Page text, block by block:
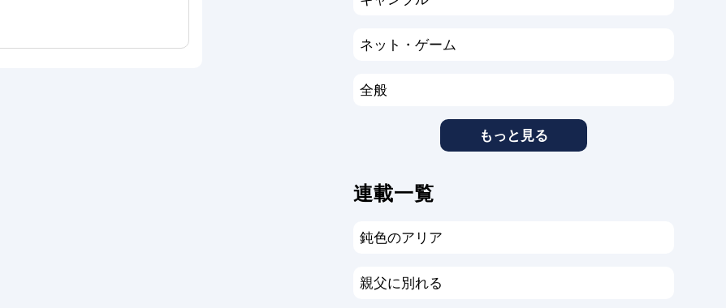
ネット・ゲーム
全般
もっと見る
連載一覧
鈍色のアリア
親父に別れる